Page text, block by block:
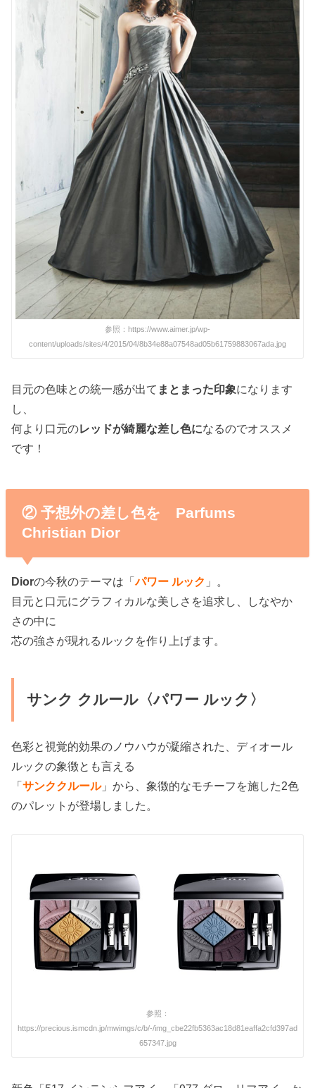
参照：https://www.aimer.jp/wp-
content/uploads/sites/4/2015/04/8b34e88a07548ad05b61759883067ada.jpg
目元の色味との統一感が出て まとまった印象になります
し、
何より口元のレッドが綺麗な差し色になるのでオススメ
です！
② 予想外の差し色を Parfums
Christian Dior
Diorの今秋のテーマは「パワー ルック 」。
目元と口元にグラフィカルな美しさを追求し、しなやか
さの中に
芯の強さが現れるルックを作り上げます。
サンク クルール〈パワー ルック〉
色彩と視覚的効果のノウハウが凝縮された、ディオール
ルックの象徴とも言える
「サンククルール」から、象徴的なモチーフを施した2色
のパレットが登場しました。
参照：
https://precious.ismcdn.jp/mwimgs/c/b/-/img_cbe22fb5363ac18d81eaffa2cfd397ad
657347.jpg